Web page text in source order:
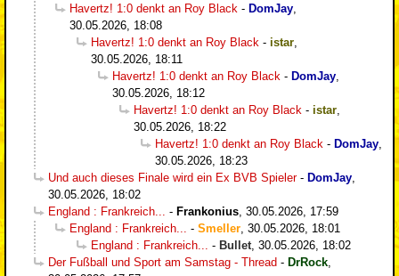
Havertz! 1:0 denkt an Roy Black - DomJay
30.05.2026, 18:08
Havertz! 1:0 denkt an Roy Black - istar
30.05.2026, 18:11
Havertz! 1:0 denkt an Roy Black - DomJay
30.05.2026, 18:12
Havertz! 1:0 denkt an Roy Black - istar
30.05.2026, 18:22
Havertz! 1:0 denkt an Roy Black - DomJay
30.05.2026, 18:23
Und auch dieses Finale wird ein Ex BVB Spieler- DomJay
30.05.2026, 18:02
England : Frankreich...
- Frankonius 30.05.2026, 17:59
England : Frankreich...
- Smeller 30.05.2026, 18:01
England : Frankreich...
- Bullet 30.05.2026, 18:02
Der Fußball und Sport am Samstag - Thread - DrRock